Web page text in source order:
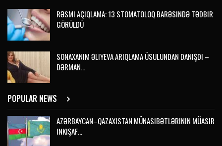
RƏSMI AÇIQLAMA: 13 STOMATOLOQ BARƏSINDƏ TƏDBIR
GÖRÜLDÜ
SONAXANIM ƏLIYEVA ARIQLAMA ÜSULUNDAN DANIŞDI –
DƏRMAN…
POPULAR NEWS
AZƏRBAYCAN–QAZAXISTAN MÜNASIBƏTLƏRININ MÜASIR
INKIŞAF…